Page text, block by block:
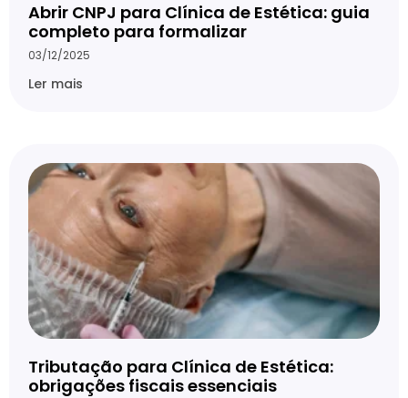
Abrir CNPJ para Clínica de Estética: guia
completo para formalizar
03/12/2025
Ler mais
Tributação para Clínica de Estética:
obrigações fiscais essenciais